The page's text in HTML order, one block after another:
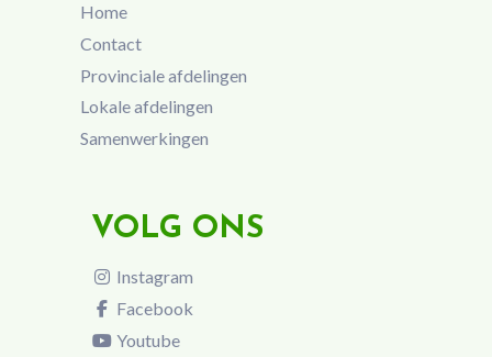
Home
Contact
Provinciale afdelingen
Lokale afdelingen
Samenwerkingen
VOLG ONS
Instagram
Facebook
Youtube